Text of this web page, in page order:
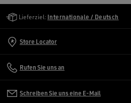
Lieferziel: Internationale / Deutsch
Store Locator
Rufen Sie uns an
Schreiben Sie uns eine E-Mail